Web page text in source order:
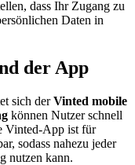
dass Ihr Zugang zu
Daten in
der App
sich derVinted mobile
können Nutzer schnell
Vinted-App ist für
sodass nahezu jeder
nutzen kann.